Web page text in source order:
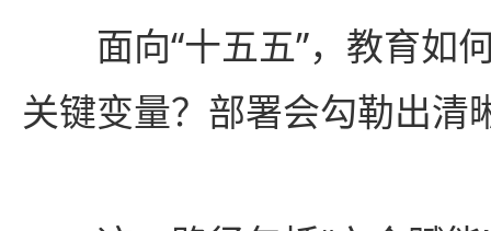
面向“十五五”，教育如
关键变量？部署会勾勒出清